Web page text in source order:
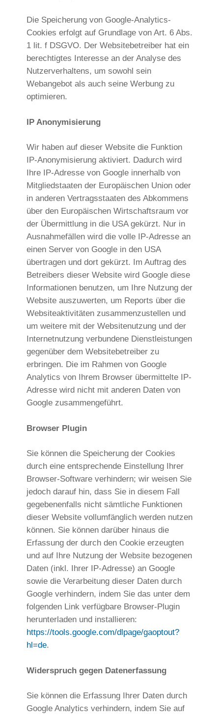
Die Speicherung von Google-Analytics-
Cookies erfolgt auf Grundlage von Art. 6 Abs.
1 lit. f DSGVO. Der Websitebetreiber hat ein
berechtigtes Interesse an der Analyse des
Nutzerverhaltens, um sowohl sein
Webangebot als auch seine Werbung zu
optimieren.
IP Anonymisierung
Wir haben auf dieser Website die Funktion
IP-Anonymisierung aktiviert. Dadurch wird
Ihre IP-Adresse von Google innerhalb von
Mitgliedstaaten der Europäischen Union oder
in anderen Vertragsstaaten des Abkommens
über den Europäischen Wirtschaftsraum vor
der Übermittlung in die USA gekürzt. Nur in
Ausnahmefällen wird die volle IP-Adresse an
einen Server von Google in den USA
übertragen und dort gekürzt. Im Auftrag des
Betreibers dieser Website wird Google diese
Informationen benutzen, um Ihre Nutzung der
Website auszuwerten, um Reports über die
Websiteaktivitäten zusammenzustellen und
um weitere mit der Websitenutzung und der
Internetnutzung verbundene Dienstleistungen
gegenüber dem Websitebetreiber zu
erbringen. Die im Rahmen von Google
Analytics von Ihrem Browser übermittelte IP-
Adresse wird nicht mit anderen Daten von
Google zusammengeführt.
Browser Plugin
Sie können die Speicherung der Cookies
durch eine entsprechende Einstellung Ihrer
Browser-Software verhindern; wir weisen Sie
jedoch darauf hin, dass Sie in diesem Fall
gegebenenfalls nicht sämtliche Funktionen
dieser Website vollumfänglich werden nutzen
können. Sie können darüber hinaus die
Erfassung der durch den Cookie erzeugten
und auf Ihre Nutzung der Website bezogenen
Daten (inkl. Ihrer IP-Adresse) an Google
sowie die Verarbeitung dieser Daten durch
Google verhindern, indem Sie das unter dem
folgenden Link verfügbare Browser-Plugin
herunterladen und installieren:
https://tools.google.com/dlpage/gaoptout?
hl=de.
Widerspruch gegen Datenerfassung
Sie können die Erfassung Ihrer Daten durch
Google Analytics verhindern, indem Sie auf